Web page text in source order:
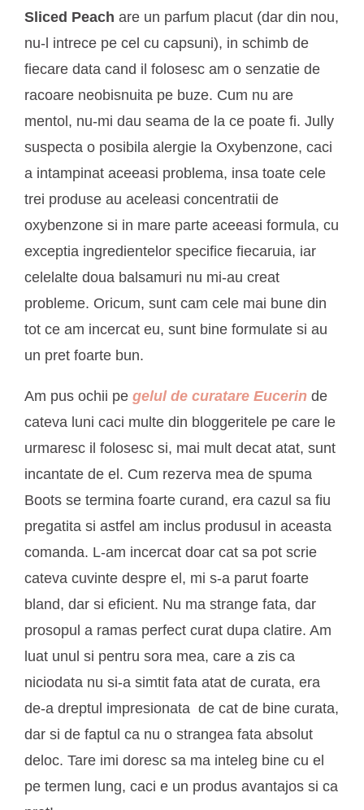
Sliced Peach are un parfum placut (dar din nou,
nu-l intrece pe cel cu capsuni), in schimb de
fiecare data cand il folosesc am o senzatie de
racoare neobisnuita pe buze. Cum nu are
mentol, nu-mi dau seama de la ce poate fi. Jully
suspecta o posibila alergie la Oxybenzone, caci
a intampinat aceeasi problema, insa toate cele
trei produse au aceleasi concentratii de
oxybenzone si in mare parte aceeasi formula, cu
exceptia ingredientelor specifice fiecaruia, iar
celelalte doua balsamuri nu mi-au creat
probleme. Oricum, sunt cam cele mai bune din
tot ce am incercat eu, sunt bine formulate si au
un pret foarte bun.
Am pus ochii pe gelul de curatare Eucerin de
cateva luni caci multe din bloggeritele pe care le
urmaresc il folosesc si, mai mult decat atat, sunt
incantate de el. Cum rezerva mea de spuma
Boots se termina foarte curand, era cazul sa fiu
pregatita si astfel am inclus produsul in aceasta
comanda. L-am incercat doar cat sa pot scrie
cateva cuvinte despre el, mi s-a parut foarte
bland, dar si eficient. Nu ma strange fata, dar
prosopul a ramas perfect curat dupa clatire. Am
luat unul si pentru sora mea, care a zis ca
niciodata nu si-a simtit fata atat de curata, era
de-a dreptul impresionata de cat de bine curata,
dar si de faptul ca nu o strangea fata absolut
deloc. Tare imi doresc sa ma inteleg bine cu el
pe termen lung, caci e un produs avantajos si ca